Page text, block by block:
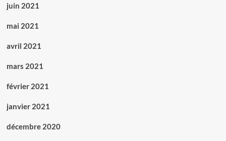
juin 2021
mai 2021
avril 2021
mars 2021
février 2021
janvier 2021
décembre 2020